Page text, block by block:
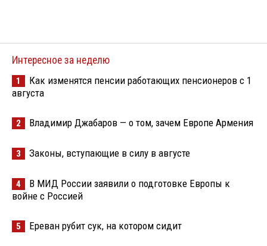
Интересное за неделю
1
Как изменятся пенсии работающих пенсионеров с 1
августа
2 Владимир Джабаров — о том, зачем Европе Армения
3 Законы, вступающие в силу в августе
4
В МИД России заявили о подготовке Европы к
войне с Россией
5 Ереван рубит сук, на котором сидит